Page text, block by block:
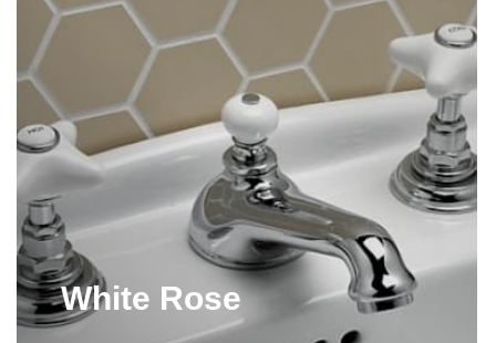
ДУШЕВЫЕ ПОДДОНЫ
DEVON&DEVON
ДУШИ DEVON&DEVON
ЗЕРКАЛА DEVON&DEVON
КОНСОЛИ DEVON&DEVON
МЕБЕЛЬ ДЛЯ ВАННОЙ
DEVON&DEVON
ОБОИ DEVON&DEVON
White Rose